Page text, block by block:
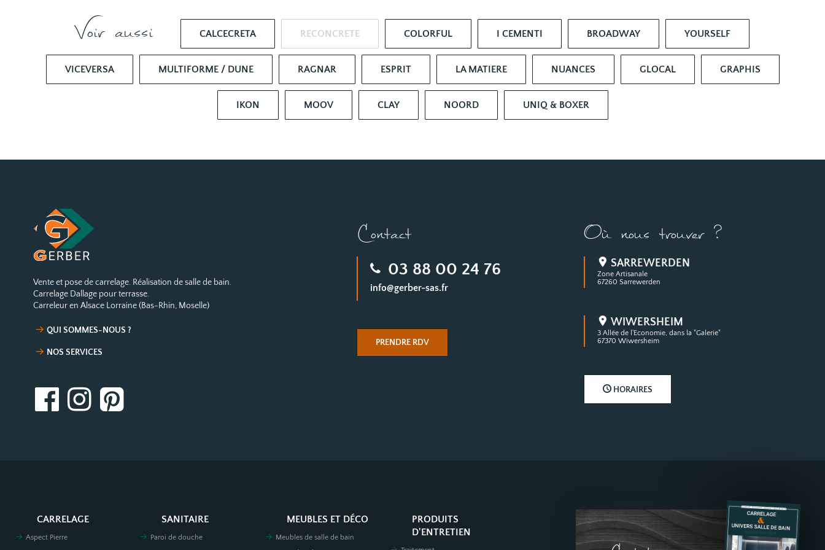
Voir aussi CALCECRETA RECONCRETE COLORFUL I CEMENTI BROADWAY YOURSELF
VICEVERSA MULTIFORME / DUNE RAGNAR ESPRIT LA MATIERE NUANCES GLOCAL GRAPHIS
IKON MOOV CLAY NOORD UNIQ & BOXER
Vente et pose de carrelage. Réalisation de salle de bain.
Carrelage Dallage pour terrasse.
Carreleur en Alsace Lorraine (Bas-Rhin, Moselle)
QUI SOMMES-NOUS ?
NOS SERVICES
Contact
03 88 00 24 76
info@gerber-sas.fr
PRENDRE RDV
Où nous trouver ?
SARREWERDEN
Zone Artisanale
67260 Sarrewerden
WIWERSHEIM
3 Allée de l'Economie, dans la "Galerie"
67370 Wiwersheim
HORAIRES
CARRELAGE
Aspect Pierre
SANITAIRE
Paroi de douche
MEUBLES ET DÉCO
Meubles de salle de bain
PRODUITS
D'ENTRETIEN